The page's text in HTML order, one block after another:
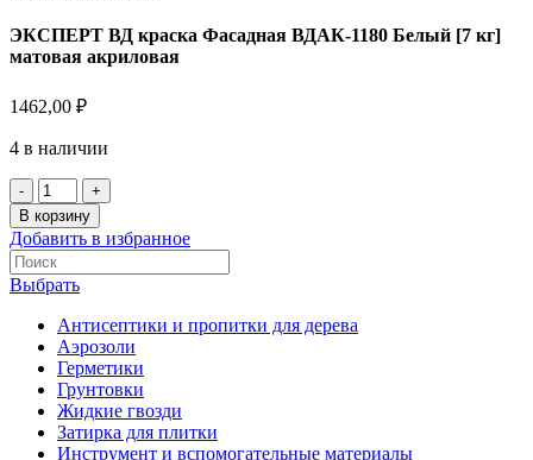
ЭКСПЕРТ ВД краска Фасадная ВДАК-1180 Белый [7 кг]
матовая акриловая
1462,00 ₽
4 в наличии
В корзину
Добавить в избранное
Выбрать
Антисептики и пропитки для дерева
Аэрозоли
Герметики
Грунтовки
Жидкие гвозди
Затирка для плитки
Инструмент и вспомогательные материалы